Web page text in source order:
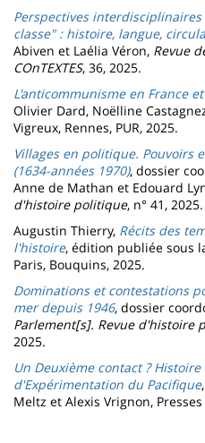
Perspectives
classe" : histoire, langue,
Abiven et Laélia Véron, Revue
COnTEXTES, 36, 2025.
L'anticommunisme en France
Olivier Dard, Noëlline
Vigreux, Rennes, PUR, 2025.
Villages en politique. Pouvoirs
(1634-années 1970), dossier
Anne de Mathan et Edouard
d'histoire politique, n° 41, 2025.
Augustin Thierry, Récits des
l'histoire, édition publiée sous
Paris, Bouquins, 2025.
Dominations et contestations
mer depuis 1946, dossier
Parlement[s]. Revue d'histoire
2025.
Un Deuxième contact ?
d'Expérimentation du Pacifique
Meltz et Alexis Vrignon,